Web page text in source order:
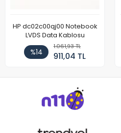
HP dc02c00qj00 Notebook
LVDS Data Kablosu
%14
1.061,93 TL
911,04 TL